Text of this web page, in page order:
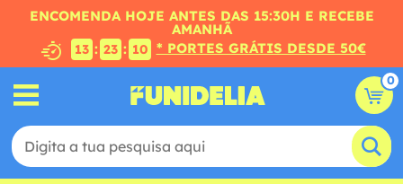
ENCOMENDA HOJE ANTES DAS 15:30H E RECEBE
AMANHÃ
13 : 23 : 10 * PORTES GRÁTIS DESDE 50€
0